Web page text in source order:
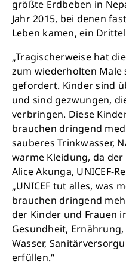
größte Erdbeben in
Jahr 2015, bei denen
Leben kamen, ein
„Tragischerweise hat
zum wiederholten Male
gefordert. Kinder sind
und sind gezwungen,
verbringen. Diese
brauchen dringend
sauberes Trinkwasser,
warme Kleidung, da
Alice Akunga, UNICEF-
„UNICEF tut alles, was
brauchen dringend
der Kinder und Frauen
Gesundheit,
Wasser,
erfüllen.“
Retten Sie
Schon 50 Cent
bewirken: z.B.
sauberes
Sauberes
Krankheit, mehr